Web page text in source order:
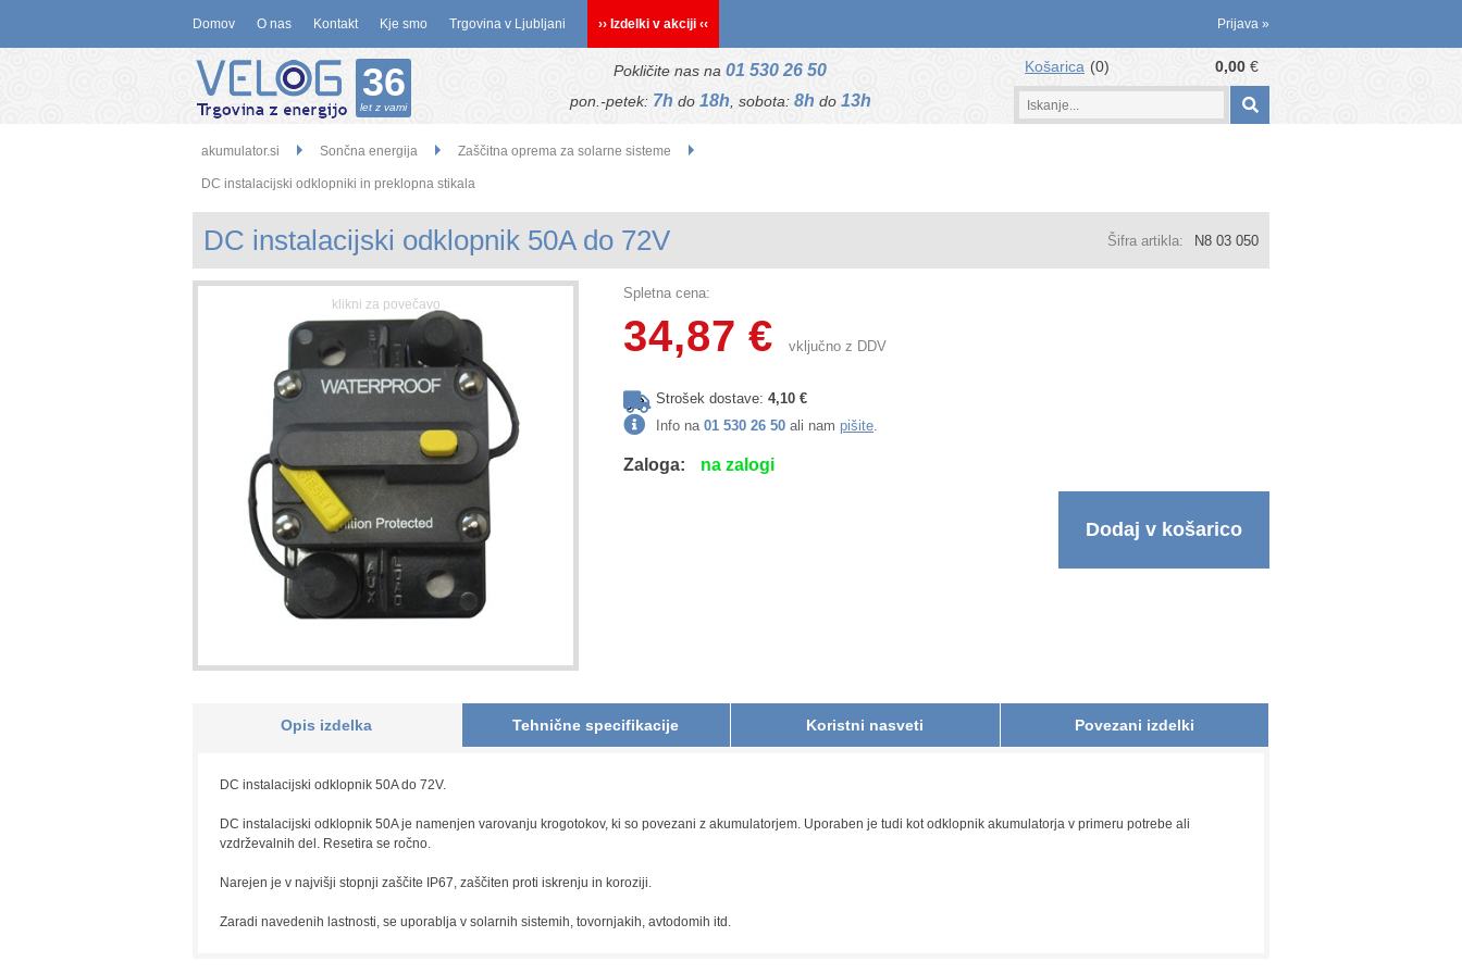
Domov O nas Kontakt Kje smo Trgovina v Ljubljani ›› Izdelki v akciji ‹‹ Prijava »
Košarica 0 0,00 €
36
let z vami
Pokličite nas na 01 530 26 50
pon.-petek: 7h do 18h , sobota: 8h do 13h
akumulator.si Sončna energija Zaščitna oprema za solarne sisteme
DC instalacijski odklopniki in preklopna stikala
DC instalacijski odklopnik 50A do 72V
Spletna cena:
34,87 € vključno z DDV
Šifra artikla: N8 03 050
Strošek dostave: 4,10 €
Info na 01 530 26 50 ali nam pišite.
Zaloga: na zalogi
Dodaj v košarico
Opis izdelka Tehnične specifikacije Koristni nasveti Povezani izdelki
DC instalacijski odklopnik 50A do 72V.
DC instalacijski odklopnik 50A je namenjen varovanju krogotokov, ki so povezani z akumulatorjem. Uporaben je tudi kot odklopnik akumulatorja v primeru potrebe ali
vzdrževalnih del. Resetira se ročno.
Narejen je v najvišji stopnji zaščite IP67, zaščiten proti iskrenju in koroziji.
Zaradi navedenih lastnosti, se uporablja v solarnih sistemih, tovornjakih, avtodomih itd.